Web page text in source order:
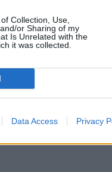
Collection, Use,
or Sharing of my
Is Unrelated with the
it was collected.
Data Access Privacy